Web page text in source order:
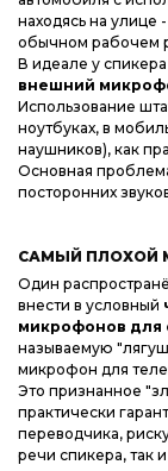
находясь на
обычном рабочем
В идеале у
внешний
Использование
ноутбуках, в
наушников), как
Основная
посторонних
САМЫЙ ПЛОХОЙ
Один
внести в условный
микрофонов для
называемую
микрофон для
Это признанное
практически
переводчика,
речи спикера, так